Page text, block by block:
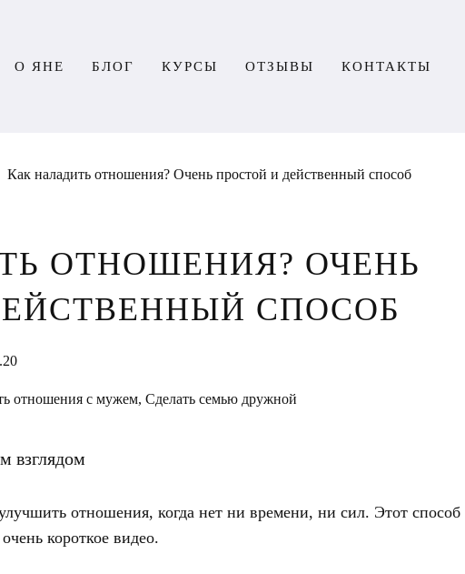
О ЯНЕ БЛОГ КУРСЫ ОТЗЫВЫ КОНТАКТЫ
Как наладить отношения? Очень простой и действенный способ
ОТНОШЕНИЯ? ОЧЕНЬ
СПОСОБ
отношения с мужем, Сделать семью дружной
отношения, когда нет ни времени, ни сил. Этот способ
короткое видео.